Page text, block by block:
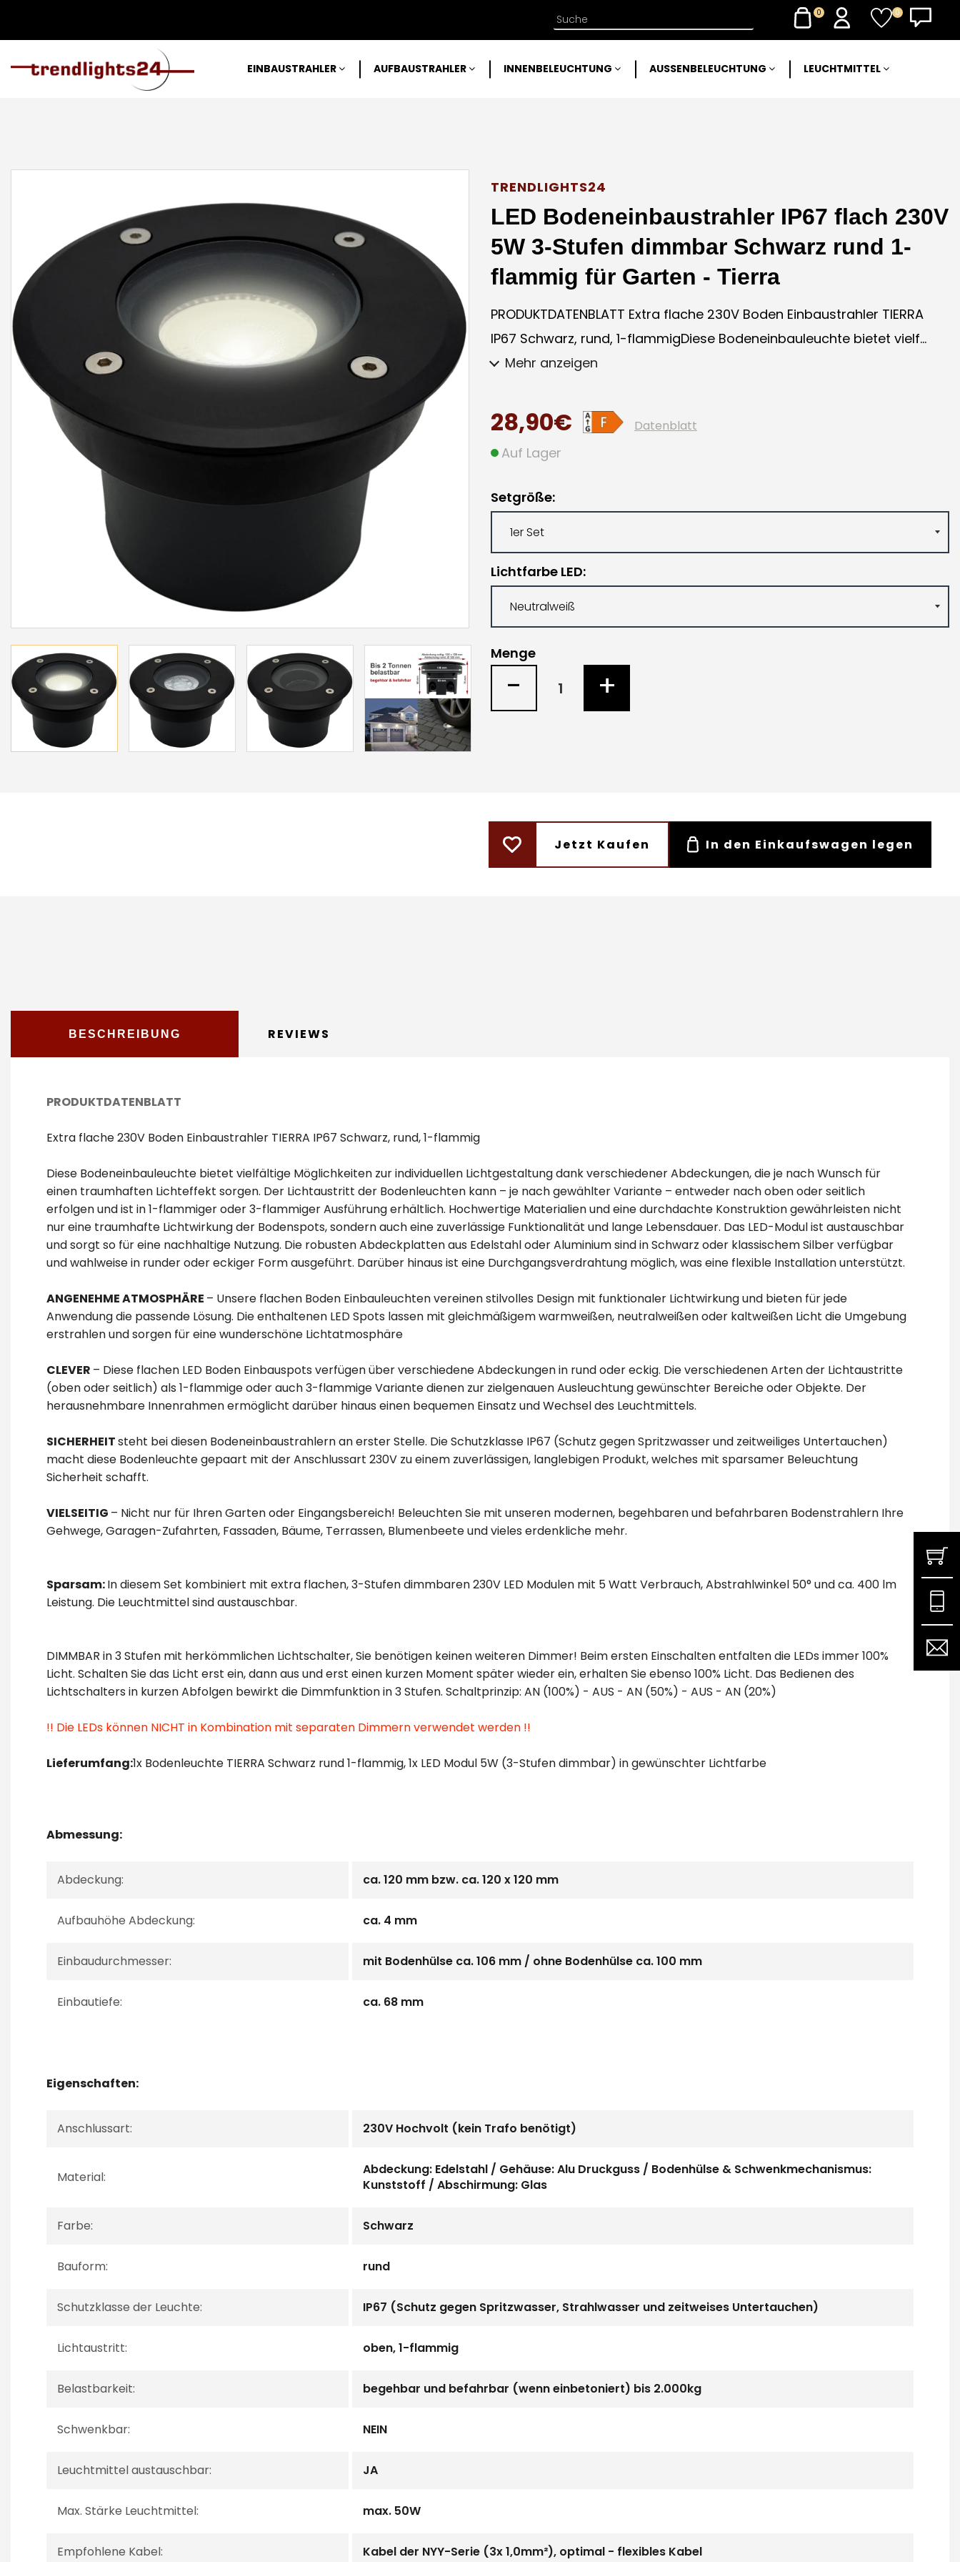
0 0
EINBAUSTRAHLER AUFBAUSTRAHLER INNENBELEUCHTUNG AUSSENBELEUCHTUNG LEUCHTMITTEL
TRENDLIGHTS24
LED Bodeneinbaustrahler IP67 flach 230V
5W 3-Stufen dimmbar Schwarz rund 1-
flammig für Garten - Tierra
PRODUKTDATENBLATT Extra flache 230V Boden Einbaustrahler TIERRA
IP67 Schwarz, rund, 1-flammigDiese Bodeneinbauleuchte bietet vielf...
Mehr anzeigen
28,90€ Datenblatt
Auf Lager
Setgröße
Lichtfarbe LED
Menge
- +
Jetzt Kaufen In den Einkaufswagen legen
BESCHREIBUNG REVIEWS
PRODUKTDATENBLATT
Extra flache 230V Boden Einbaustrahler TIERRA IP67 Schwarz, rund, 1-flammig
Diese Bodeneinbauleuchte bietet vielfältige Möglichkeiten zur individuellen Lichtgestaltung dank verschiedener Abdeckungen, die je nach Wunsch für
einen traumhaften Lichteffekt sorgen. Der Lichtaustritt der Bodenleuchten kann – je nach gewählter Variante – entweder nach oben oder seitlich
erfolgen und ist in 1-flammiger oder 3-flammiger Ausführung erhältlich. Hochwertige Materialien und eine durchdachte Konstruktion gewährleisten nicht
nur eine traumhafte Lichtwirkung der Bodenspots, sondern auch eine zuverlässige Funktionalität und lange Lebensdauer. Das LED-Modul ist austauschbar
und sorgt so für eine nachhaltige Nutzung. Die robusten Abdeckplatten aus Edelstahl oder Aluminium sind in Schwarz oder klassischem Silber verfügbar
und wahlweise in runder oder eckiger Form ausgeführt. Darüber hinaus ist eine Durchgangsverdrahtung möglich, was eine flexible Installation unterstützt.
ANGENEHME ATMOSPHÄRE – Unsere flachen Boden Einbauleuchten vereinen stilvolles Design mit funktionaler Lichtwirkung und bieten für jede
Anwendung die passende Lösung. Die enthaltenen LED Spots lassen mit gleichmäßigem warmweißen, neutralweißen oder kaltweißen Licht die Umgebung
erstrahlen und sorgen für eine wunderschöne Lichtatmosphäre
CLEVER – Diese flachen LED Boden Einbauspots verfügen über verschiedene Abdeckungen in rund oder eckig. Die verschiedenen Arten der Lichtaustritte
(oben oder seitlich) als 1-flammige oder auch 3-flammige Variante dienen zur zielgenauen Ausleuchtung gewünschter Bereiche oder Objekte. Der
herausnehmbare Innenrahmen ermöglicht darüber hinaus einen bequemen Einsatz und Wechsel des Leuchtmittels.
SICHERHEITsteht bei diesen Bodeneinbaustrahlern an erster Stelle. Die Schutzklasse IP67 (Schutz gegen Spritzwasser und zeitweiliges Untertauchen)
macht diese Bodenleuchte gepaart mit der Anschlussart 230V zu einem zuverlässigen, langlebigen Produkt, welches mit sparsamer Beleuchtung
Sicherheit schafft.
VIELSEITIG – Nicht nur für Ihren Garten oder Eingangsbereich! Beleuchten Sie mit unseren modernen, begehbaren und befahrbaren Bodenstrahlern Ihre
Gehwege, Garagen-Zufahrten, Fassaden, Bäume, Terrassen, Blumenbeete und vieles erdenkliche mehr.
Sparsam:In diesem Set kombiniert mit extra flachen, 3-Stufen dimmbaren 230V LED Modulen mit 5 Watt Verbrauch, Abstrahlwinkel 50° und ca. 400 lm
Leistung. Die Leuchtmittel sind austauschbar.
DIMMBAR in 3 Stufen mit herkömmlichen Lichtschalter, Sie benötigen keinen weiteren Dimmer! Beim ersten Einschalten entfalten die LEDs immer 100%
Licht. Schalten Sie das Licht erst ein, dann aus und erst einen kurzen Moment später wieder ein, erhalten Sie ebenso 100% Licht. Das Bedienen des
Lichtschalters in kurzen Abfolgen bewirkt die Dimmfunktion in 3 Stufen. Schaltprinzip: AN (100%) - AUS - AN (50%) - AUS - AN (20%)
!! Die LEDs können NICHT in Kombination mit separaten Dimmern verwendet werden !!
Lieferumfang:1x Bodenleuchte TIERRA Schwarz rund 1-flammig, 1x LED Modul 5W (3-Stufen dimmbar) in gewünschter Lichtfarbe
Abmessung:
Abdeckung: ca. 120 mm bzw. ca. 120 x 120 mm
Aufbauhöhe Abdeckung: ca. 4 mm
Einbaudurchmesser: mit Bodenhülse ca. 106 mm / ohne Bodenhülse ca. 100 mm
Einbautiefe: ca. 68 mm
Eigenschaften:
Anschlussart: 230V Hochvolt (kein Trafo benötigt)
Material:
Abdeckung: Edelstahl / Gehäuse: Alu Druckguss / Bodenhülse & Schwenkmechanismus:
Kunststoff / Abschirmung: Glas
Farbe: Schwarz
Bauform: rund
Schutzklasse der Leuchte: IP67 (Schutz gegen Spritzwasser, Strahlwasser und zeitweises Untertauchen)
Lichtaustritt: oben, 1-flammig
Belastbarkeit: begehbar und befahrbar (wenn einbetoniert) bis 2.000kg
Schwenkbar: NEIN
Leuchtmittel austauschbar: JA
Max. Stärke Leuchtmittel: max. 50W
Empfohlene Kabel: Kabel der NYY-Serie (3x 1,0mm²), optimal - flexibles Kabel